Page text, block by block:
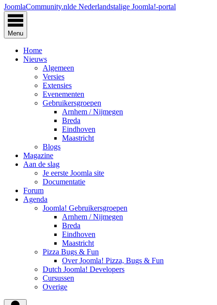
JoomlaCommunity.nlde Nederlandstalige Joomla!-portal
Menu
Home
Nieuws
Algemeen
Versies
Extensies
Evenementen
Gebruikersgroepen
Arnhem / Nijmegen
Breda
Eindhoven
Maastricht
Blogs
Magazine
Aan de slag
Je eerste Joomla site
Documentatie
Forum
Agenda
Joomla! Gebruikersgroepen
Arnhem / Nijmegen
Breda
Eindhoven
Maastricht
Pizza Bugs & Fun
Over Joomla! Pizza, Bugs & Fun
Dutch Joomla! Developers
Cursussen
Overige